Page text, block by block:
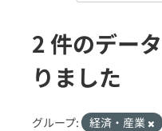
2 件のデー
りました
グループ: 経済・産業